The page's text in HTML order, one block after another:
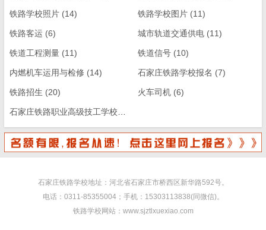
铁路学校照片 (14) 铁路学校图片 (11)
铁路客运 (6) 城市轨道交通供电 (11)
铁道工程测量 (11) 铁道信号 (10)
内燃机车运用与检修 (14) 石家庄铁路学校报名 (7)
铁路招生 (20) 火车司机 (6)
石家庄铁路学校地址：河北省石家庄市桥西区新华路592号。
电话：0311-85355004；手机：15303113838(同微信)。
铁路学校网站：www.sjztlxuexiao.com